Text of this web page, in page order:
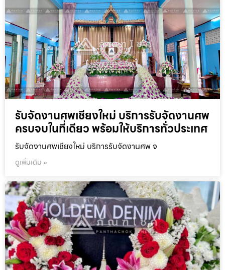
รับจัดงานศพเชียงใหม่ บริการรับจัดงานศพ
ครบจบในที่เดียว พร้อมให้บริการทั่วประเทศ
รับจัดงานศพเชียงใหม่ บริการรับจัดงานศพ จ
ดูเพิ่มเติม »